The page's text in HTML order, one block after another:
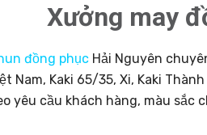
Xưởng may
đồng phục Hải Nguyên
Nam, Kaki 65/35, Xi, Kaki
yêu cầu khách hàng, màu sắc